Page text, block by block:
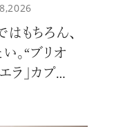
もちろん、
。“ブリオ
ラ」カプセ